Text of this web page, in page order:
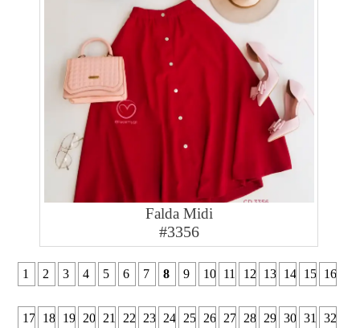
Falda Midi
#3356
1 2 3 4 5 6 7 8 9 10 11 12 13 14 15 16
17 18 19 20 21 22 23 24 25 26 27 28 29 30 31 32